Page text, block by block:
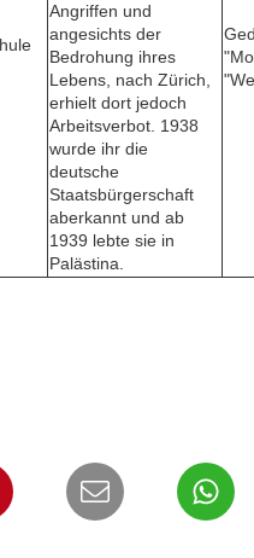
Angriffen und
angesichts der
Bedrohung ihres
Lebens, nach Zürich,
erhielt dort jedoch
Arbeitsverbot. 1938
wurde ihr die
deutsche
Staatsbürgerschaft
aberkannt und ab
1939 lebte sie in
Palästina.